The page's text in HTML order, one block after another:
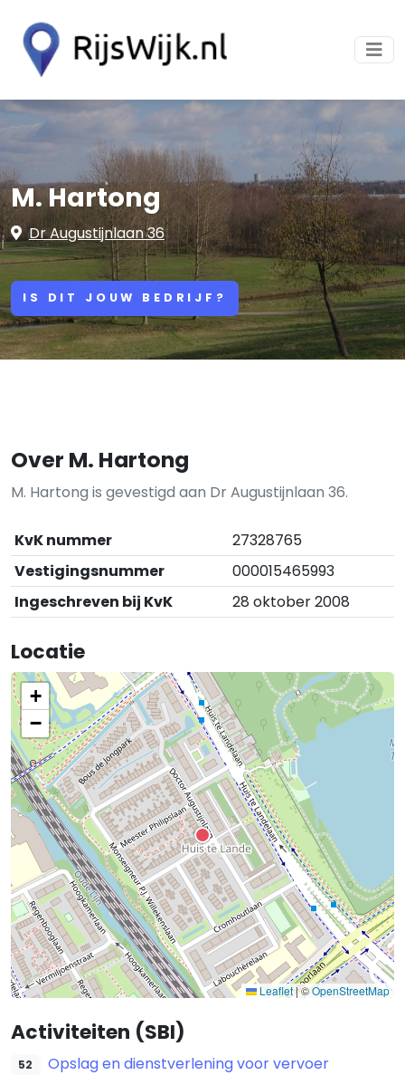
M. Hartong
Dr Augustijnlaan 36
IS DIT JOUW BEDRIJF?
Over M. Hartong
M. Hartong is gevestigd aan Dr Augustijnlaan 36.
KvK nummer
27328765
Vestigingsnummer
000015465993
Ingeschreven bij KvK
28 oktober 2008
Locatie
+
−
Leaflet|©OpenStreetMap
Activiteiten (SBI)
52 Opslag en dienstverlening voor vervoer